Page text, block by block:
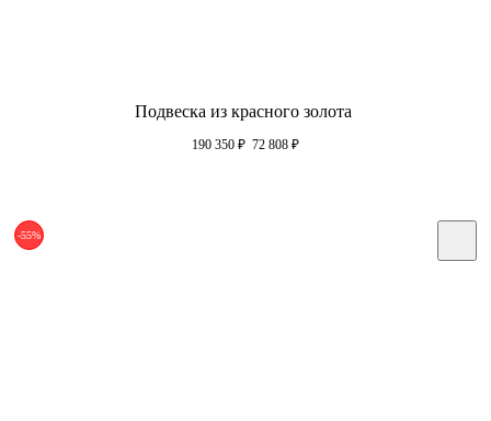
Подвеска из красного золота
190 350 ₽ 72 808 ₽
-55%